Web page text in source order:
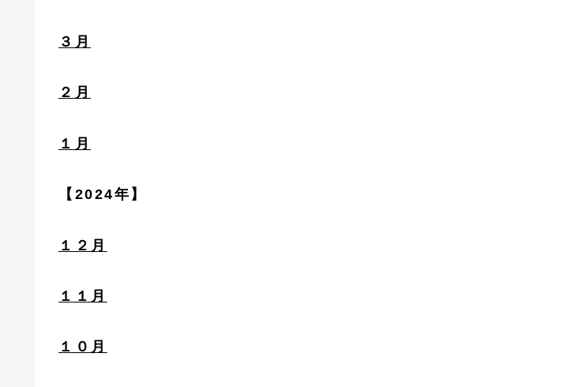
３月
２月
１月
【2024年】
１２月
１１月
１０月